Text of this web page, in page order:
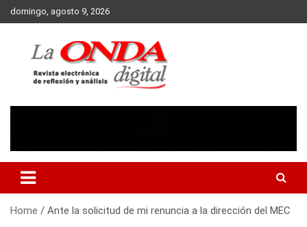
Skip
to
domingo, agosto 9, 2026
Home Ante la solicitud de mi renuncia a la dirección del MEC